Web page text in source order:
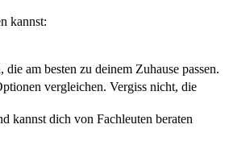
kannst:
am besten zu deinem Zuhause passen.
vergleichen. Vergiss nicht, die
kannst dich von Fachleuten beraten